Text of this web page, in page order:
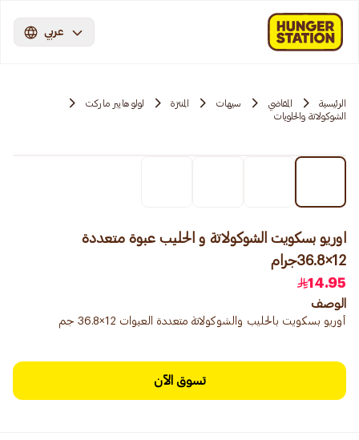
عربي
الرئيسية المقاضي سيهات المنتزة
لولو هايبر ماركت
الشوكولاتة والحلويات
اوريو بسكويت الشوكولاتة و الحليب عبوة متعددة
12×36.8جرام
14.95
الوصف
أوريو بسكويت بالحليب والشوكولاتة متعددة العبوات 12×36.8 جم
تسوق الآن